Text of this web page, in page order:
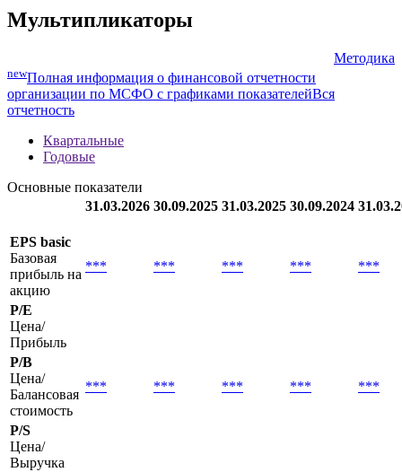
Мультипликаторы
Методика
newПолная информация о финансовой отчетности
организации по МСФО с графиками показателейВся
отчетность
Квартальные
Годовые
Основные показатели
31.03.2026 30.09.2025 31.03.2025 30.09.2024
EPS basic
Базовая
прибыль на
акцию
*** *** *** *** ***
P/E
Цена/
Прибыль
P/B
Цена/
Балансовая
стоимость
*** *** *** *** ***
P/S
Цена/
Выручка